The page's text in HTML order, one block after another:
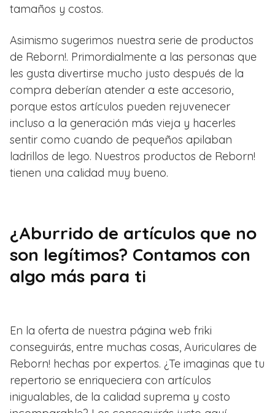
tamaños y costos.
Asimismo sugerimos nuestra serie de productos
de Reborn!. Primordialmente a las personas que
les gusta divertirse mucho justo después de la
compra deberían atender a este accesorio,
porque estos artículos pueden rejuvenecer
incluso a la generación más vieja y hacerles
sentir como cuando de pequeños apilaban
ladrillos de lego. Nuestros productos de Reborn!
tienen una calidad muy bueno.
¿Aburrido de artículos que no
son legítimos? Contamos con
algo más para ti
En la oferta de nuestra página web friki
conseguirás, entre muchas cosas, Auriculares de
Reborn! hechas por expertos. ¿Te imaginas que tu
repertorio se enriqueciera con artículos
inigualables, de la calidad suprema y costo